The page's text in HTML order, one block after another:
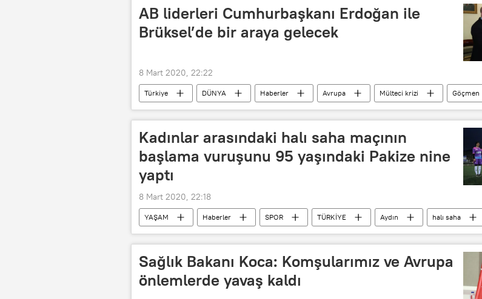
AB liderleri Cumhurbaşkanı Erdoğan ile
Brüksel’de bir araya gelecek
8 Mart 2020, 22:22
Türkiye DÜNYA Haberler Avrupa Mülteci krizi
Göçmen
göçmen krizi
Avrupa Birliği Avrupa Birliği Brüksel
Charles Michel
Kadınlar arasındaki halı saha maçının
başlama vuruşunu 95 yaşındaki Pakize nine
yaptı
8 Mart 2020, 22:18
YAŞAM Haberler SPOR TÜRKİYE Aydın
halı saha
Halı saha maçı
Nine 8 Mart Dünya Kadınlar Günü
Sağlık Bakanı Koca: Komşularımız ve Avrupa
önlemlerde yavaş kaldı